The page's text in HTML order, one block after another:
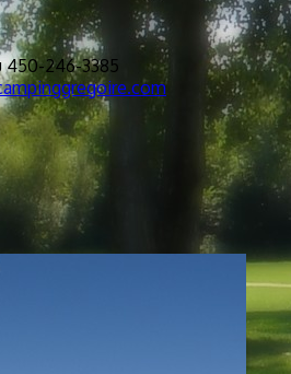
450-246-3385